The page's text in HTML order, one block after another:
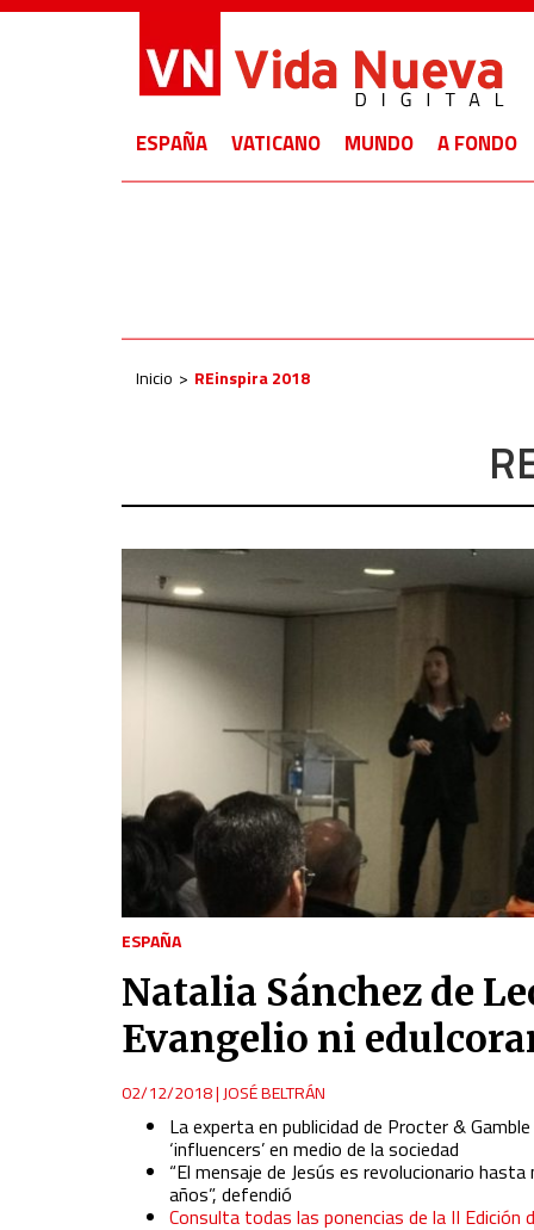
ESPAÑA VATICANO MUNDO A FONDO
Inicio REinspira 2018
ESPAÑA
Natalia Sánchez de
Evangelio ni
02/12/2018| JOSÉ BELTRÁN
La experta en publicidad de Procter &
‘influencers’ en medio de la sociedad
“El mensaje de Jesús es revolucionario
años”, defendió
Consulta todas las ponencias de la II